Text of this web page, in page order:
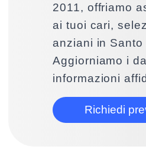
2011, offriamo
ai tuoi cari,
anziani in
Aggiorniamo i
informazioni
Richiedi